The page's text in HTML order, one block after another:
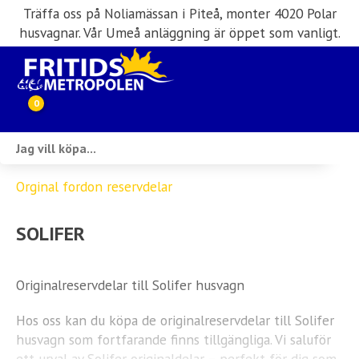
Träffa oss på Noliamässan i Piteå, monter 4020 Polar
husvagnar. Vår Umeå anläggning är öppet som vanligt.
0
Husbilsuthyrning
Verkstad
Orginal fordon reservdelar
SOLIFER
Originalreservdelar till Solifer husvagn
Hos oss kan du köpa de originalreservdelar till Solifer
husvagn som fortfarande finns tillgängliga. Vi saluför